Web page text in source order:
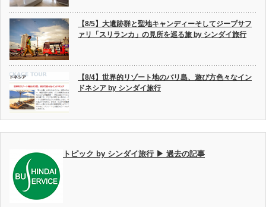
【8/5】大遺跡群と聖地キャンディーそしてジープサフ
ァリ「スリランカ」の見所を巡る旅 by シンダイ旅行
【8/4】世界的リゾート地のバリ島、遊び方色々なイン
ドネシア by シンダイ旅行
トピック by シンダイ旅行 ▶ 過去の記事